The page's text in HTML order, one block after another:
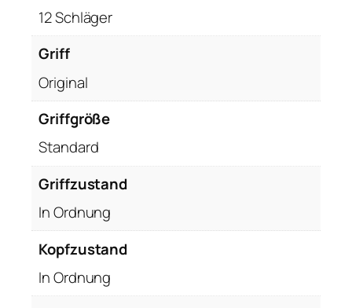
12 Schläger
Griff
Original
Griffgröße
Standard
Griffzustand
In Ordnung
Kopfzustand
In Ordnung